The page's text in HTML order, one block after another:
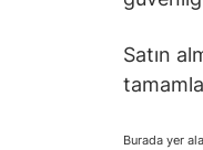
Satın
Burada yer